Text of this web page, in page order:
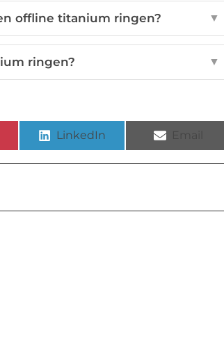
offline titanium ringen? ▼
ringen? ▼
LinkedIn